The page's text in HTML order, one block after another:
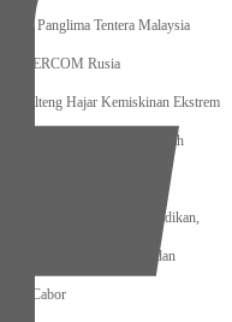
CC Panglima Tentera Malaysia
EMERCOM Rusia
Kalteng Hajar Kemiskinan Ekstrem
Lawatan ke Timur Tengah
Paduka
Bidang Wakaf dan Pendidikan,
Komitmen Investasi dan
13 Cabor